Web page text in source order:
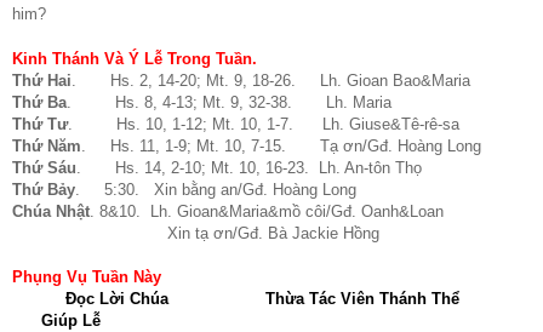
him?
Kinh Thánh Và Ý Lễ Trong Tuần.
Thứ Hai. Hs. 2, 14-20; Mt. 9, 18-26. Lh. Gioan Bao&Maria
Thứ Ba. Hs. 8, 4-13; Mt. 9, 32-38. Lh. Maria
Thứ Tư. Hs. 10, 1-12; Mt. 10, 1-7. Lh. Giuse&Tê-rê-sa
Thứ Năm. Hs. 11, 1-9; Mt. 10, 7-15. Tạ ơn/Gđ. Hoàng Long
Thứ Sáu. Hs. 14, 2-10; Mt. 10, 16-23. Lh. An-tôn Thọ
Thứ Bảy. 5:30. Xin bằng an/Gđ. Hoàng Long
Chúa Nhật. 8&10. Lh. Gioan&Maria&mồ côi/Gđ. Oanh&Loan
Xin tạ ơn/Gđ. Bà Jackie Hồng
Phụng Vụ Tuần Này
Đọc Lời Chúa
Thừa Tác Viên Thánh Thể
Giúp Lễ